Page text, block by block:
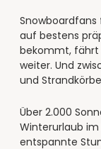
Snowboardfans
auf bestens
bekommt, fährt
weiter. Und
und
Über 2.000
Winterurlaub
entspannte